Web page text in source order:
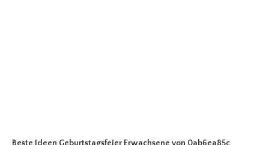
Beste Ideen Geburtstagsfeier Erwachsene von 0ab6ea85c